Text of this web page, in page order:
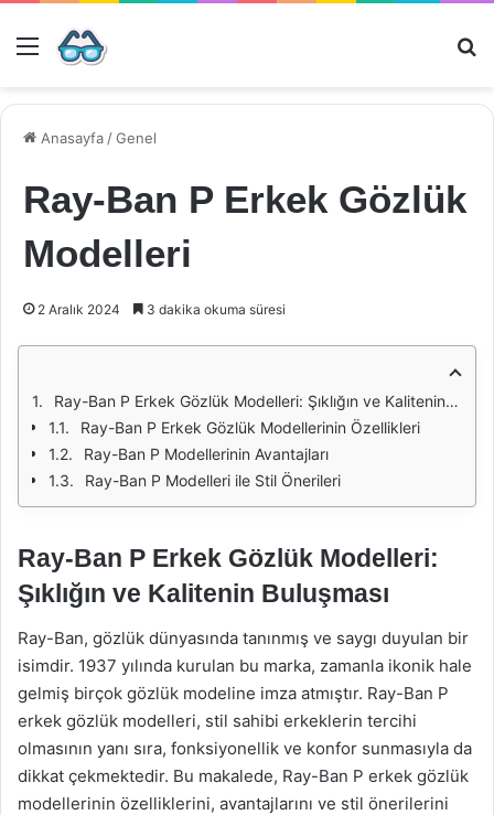
Menü
Anasayfa /Genel
Ray-Ban P Erkek Gözlük
Modelleri
2 Aralık 2024 3 dakika okuma süresi
Ray-Ban P Erkek Gözlük Modelleri: Şıklığın ve Kalitenin Buluşması
Ray-Ban P Erkek Gözlük Modellerinin Özellikleri
Ray-Ban P Modellerinin Avantajları
Ray-Ban P Modelleri ile Stil Önerileri
Ray-Ban P Erkek Gözlük Modelleri:
Şıklığın ve Kalitenin Buluşması
Ray-Ban, gözlük dünyasında tanınmış ve saygı duyulan bir
isimdir. 1937 yılında kurulan bu marka, zamanla ikonik hale
gelmiş birçok gözlük modeline imza atmıştır. Ray-Ban P
erkek gözlük modelleri, stil sahibi erkeklerin tercihi
olmasının yanı sıra, fonksiyonellik ve konfor sunmasıyla da
dikkat çekmektedir. Bu makalede, Ray-Ban P erkek gözlük
modellerinin özelliklerini, avantajlarını ve stil önerilerini